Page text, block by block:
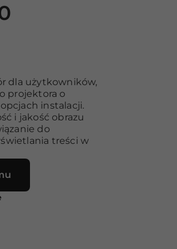
dla użytkowników,
projektora o
instalacji.
i jakość obrazu
do
treści w